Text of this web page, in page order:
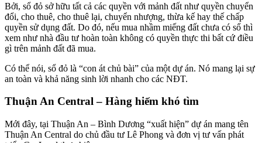
Bởi, sổ đỏ sở hữu tất cả các quyền với mảnh đất như quyền chuyển
đổi, cho thuê, cho thuê lại, chuyển nhượng, thừa kế hay thế chấp
quyền sử dụng đất. Do đó, nếu mua nhầm miếng đất chưa có sổ thì
xem như nhà đầu tư hoàn toàn không có quyền thực thi bất cứ điều
gì trên mảnh đất đã mua.
Có thể nói, sổ đỏ là “con át chủ bài” của một dự án. Nó mang lại sự
an toàn và khả năng sinh lời nhanh cho các NĐT.
Thuận An Central – Hàng hiếm khó tìm
Mới đây, tại Thuận An – Bình Dương “xuất hiện” dự án mang tên
Thuận An Central do chủ đầu tư Lê Phong và đơn vị tư vấn phát